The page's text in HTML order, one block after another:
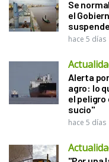
Se
el
hace 5 días
Alerta
agro: lo
el peligro
sucio"
hace 5 días